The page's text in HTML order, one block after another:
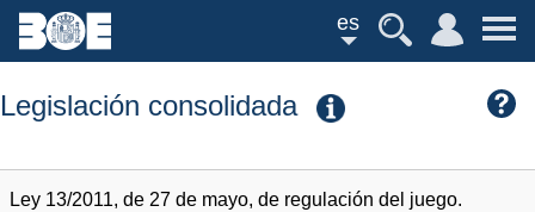
es
Legislación consolidada
Ley 13/2011, de 27 de mayo, de regulación del juego.